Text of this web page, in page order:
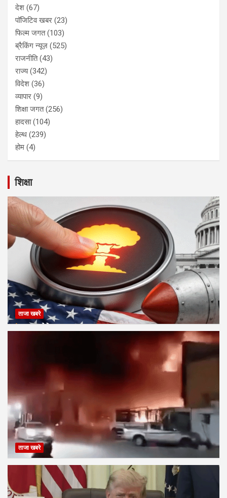
देश (67)
पॉजिटिव खबर (23)
फिल्म जगत(103)
ब्रैकिंग न्यूज़ (525)
राजनीति(43)
राज्य(342)
विदेश (36)
व्यापार (9)
शिक्षा जगत(256)
हादसा(104)
हेल्थ (239)
होम (4)
शिक्षा
ताजा खबरे
ताजा खबरे